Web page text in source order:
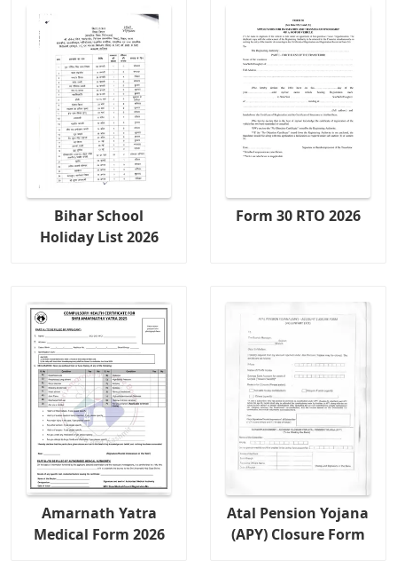
Bihar School
Holiday List 2026
Form 30 RTO 2026
Amarnath Yatra
Medical Form 2026
Atal Pension Yojana
(APY) Closure Form